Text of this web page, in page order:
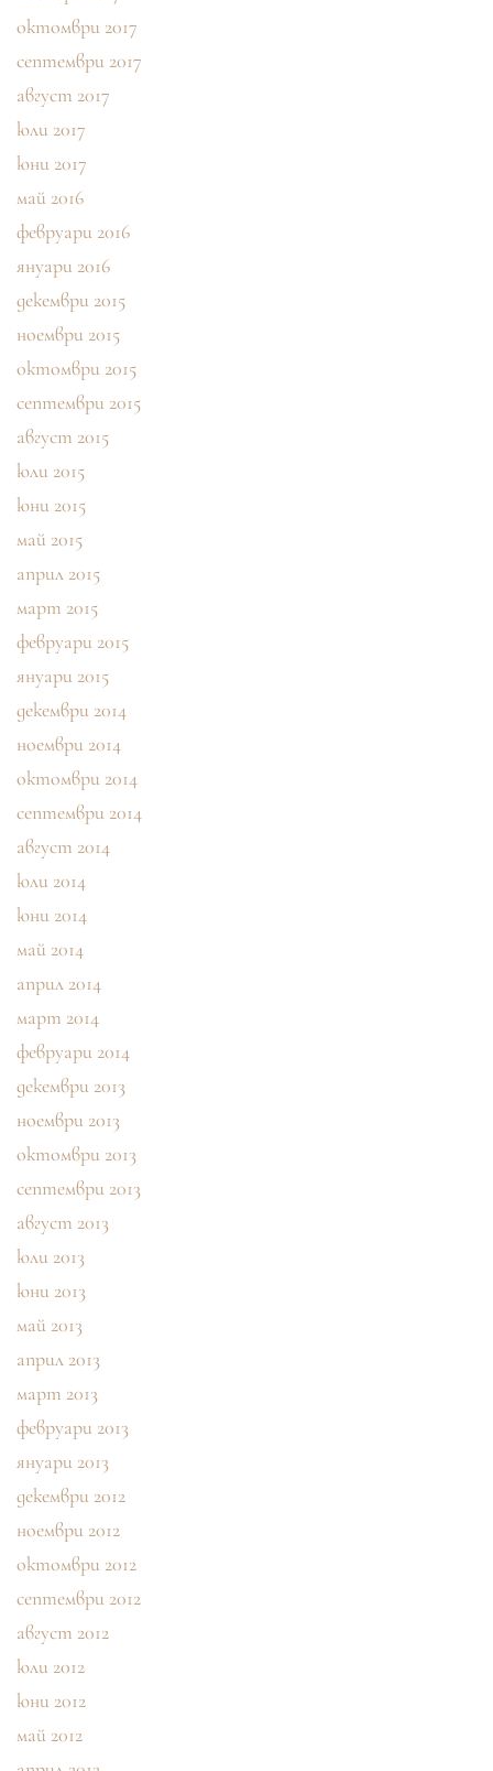
октомври 2017
септември 2017
август 2017
юли 2017
юни 2017
май 2016
февруари 2016
януари 2016
декември 2015
ноември 2015
октомври 2015
септември 2015
август 2015
юли 2015
юни 2015
май 2015
април 2015
март 2015
февруари 2015
януари 2015
декември 2014
ноември 2014
октомври 2014
септември 2014
август 2014
юли 2014
юни 2014
май 2014
април 2014
март 2014
февруари 2014
декември 2013
ноември 2013
октомври 2013
септември 2013
август 2013
юли 2013
юни 2013
май 2013
април 2013
март 2013
февруари 2013
януари 2013
декември 2012
ноември 2012
октомври 2012
септември 2012
август 2012
юли 2012
юни 2012
май 2012